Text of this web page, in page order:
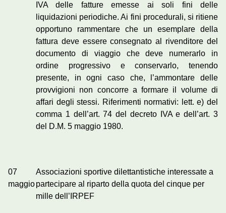
IVA delle fatture emesse ai soli fini delle
liquidazioni periodiche. Ai fini procedurali, si ritiene
opportuno rammentare che un esemplare della
fattura deve essere consegnato al rivenditore del
documento di viaggio che deve numerarlo in
ordine progressivo e conservarlo, tenendo
presente, in ogni caso che, l’ammontare delle
provvigioni non concorre a formare il volume di
affari degli stessi. Riferimenti normativi: lett. e) del
comma 1 dell’art. 74 del decreto IVA e dell’art. 3
del D.M. 5 maggio 1980.
07
maggio
Associazioni sportive dilettantistiche interessate a
partecipare al riparto della quota del cinque per
mille dell’IRPEF